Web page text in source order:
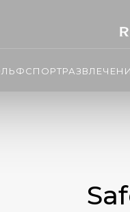
СПОРТ